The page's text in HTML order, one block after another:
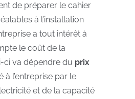
de préparer le cahier
à l’installation
a tout intérêt à
le coût de la
ci va dépendre du prix
à l’entreprise par le
et de la capacité